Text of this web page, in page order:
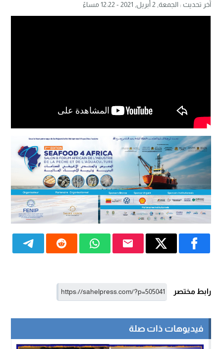
آخر تحديث :الجمعة, 2 أبريل, 2021 - 12:22 مساءً
رابط مختصر
فيديوهات ذات صلة